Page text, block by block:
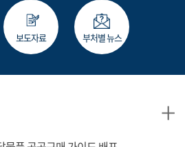
보도자료 부처별 뉴스
+